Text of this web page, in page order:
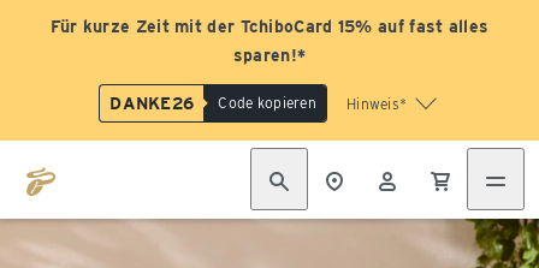
Für kurze Zeit mit der TchiboCard 15% auf fast alles
sparen!*
DANKE26 Code kopieren Hinweis*